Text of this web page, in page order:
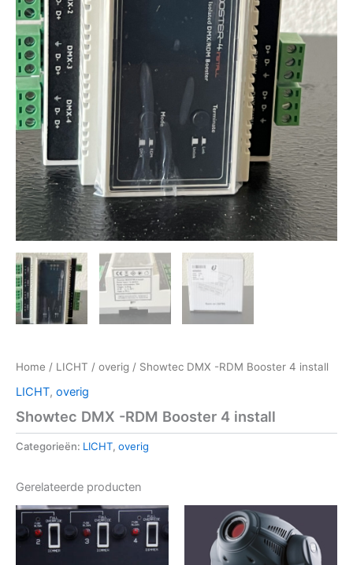
Home / LICHT / overig / Showtec DMX -RDM Booster 4 install
LICHT, overig
Showtec DMX -RDM Booster 4 install
Categorieën: LICHT, overig
Gerelateerde producten